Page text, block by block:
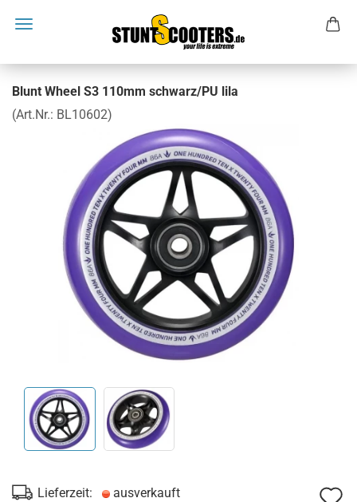
Blunt Wheel S3 110mm schwarz/PU lila
(Art.Nr.: BL10602)
Lieferzeit: ausverkauft